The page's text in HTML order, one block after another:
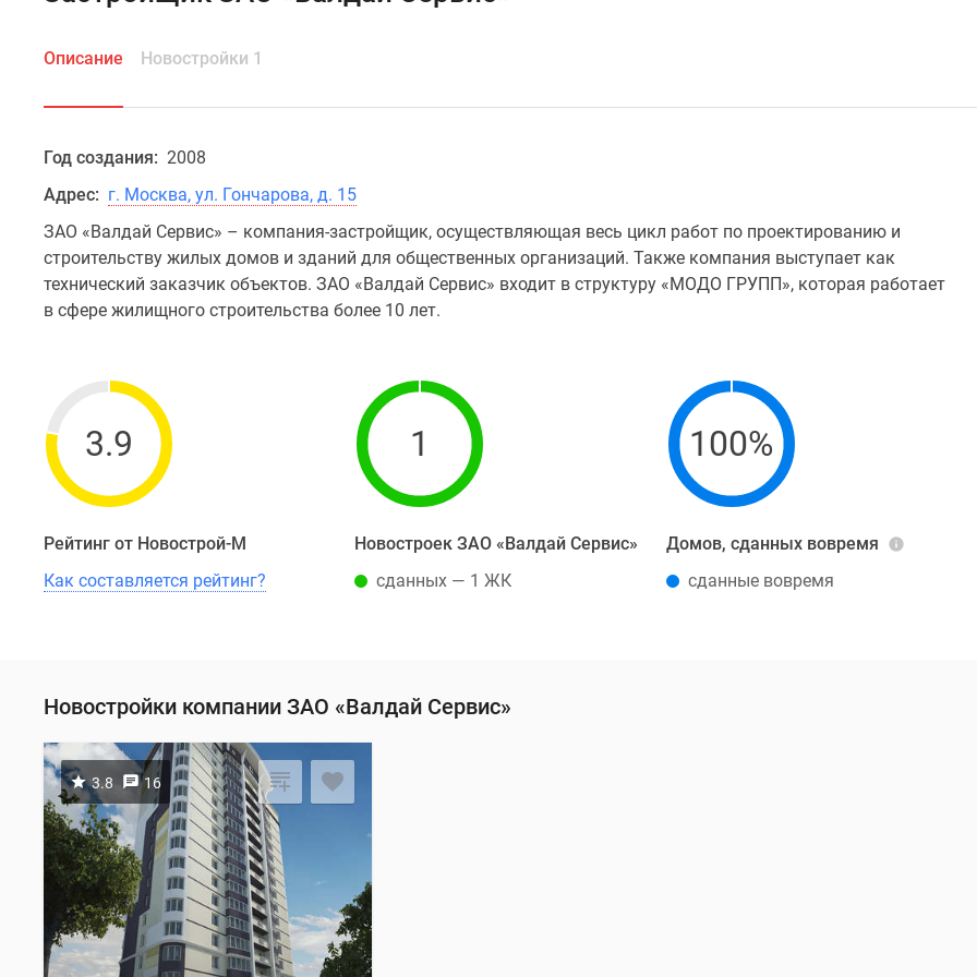
Описание Новостройки 1
Год создания: 2008
Адрес: г. Москва, ул. Гончарова, д. 15
ЗАО «Валдай Сервис» – компания-застройщик, осуществляющая весь цикл работ по проектированию и
строительству жилых домов и зданий для общественных организаций. Также компания выступает как
технический заказчик объектов. ЗАО «Валдай Сервис» входит в структуру «МОДО ГРУПП», которая работает
в сфере жилищного строительства более 10 лет.
3.9
Рейтинг от Новострой-М
Как составляется рейтинг?
1
Новостроек ЗАО «Валдай Сервис»
сданных — 1 ЖК
100%
Домов, сданных вовремя
сданные вовремя
Новостройки компании ЗАО «Валдай Сервис»
3.8 16